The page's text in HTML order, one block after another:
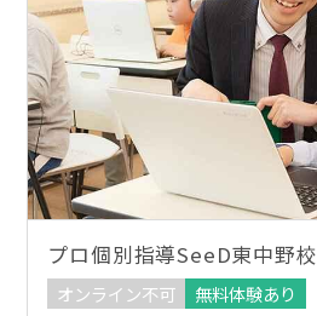
プロ個別指導SeeD東中野校
オンライン不可
無料体験あり